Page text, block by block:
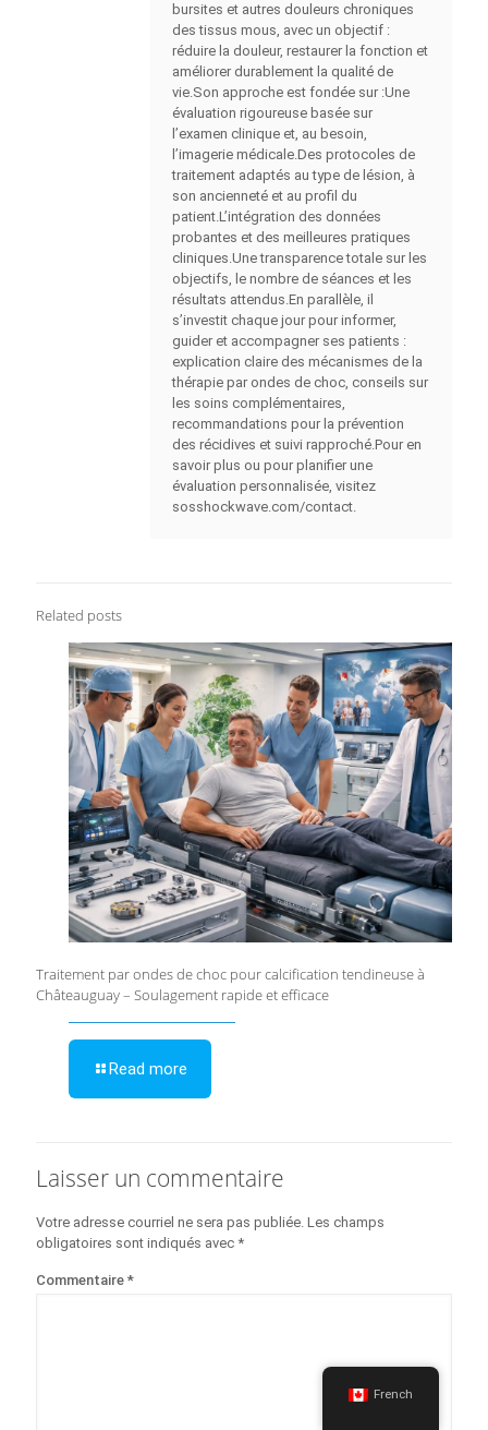
bursites et autres douleurs chroniques
des tissus mous, avec un objectif :
réduire la douleur, restaurer la fonction et
améliorer durablement la qualité de
vie.Son approche est fondée sur :Une
évaluation rigoureuse basée sur
l’examen clinique et, au besoin,
l’imagerie médicale.Des protocoles de
traitement adaptés au type de lésion, à
son ancienneté et au profil du
patient.L’intégration des données
probantes et des meilleures pratiques
cliniques.Une transparence totale sur les
objectifs, le nombre de séances et les
résultats attendus.En parallèle, il
s’investit chaque jour pour informer,
guider et accompagner ses patients :
explication claire des mécanismes de la
thérapie par ondes de choc, conseils sur
les soins complémentaires,
recommandations pour la prévention
des récidives et suivi rapproché.Pour en
savoir plus ou pour planifier une
évaluation personnalisée, visitez
sosshockwave.com/contact.
Related posts
Traitement par ondes de choc pour calcification tendineuse à
Châteauguay – Soulagement rapide et efficace
Read more
Laisser un commentaire
Votre adresse courriel ne sera pas publiée. Les champs
obligatoires sont indiqués avec *
Commentaire *
French